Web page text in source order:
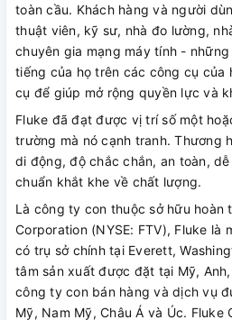
toàn cầu. Khách hàng và người
thuật viên, kỹ sư, nhà đo lường,
chuyên gia mạng máy tính -
tiếng của họ trên các công cụ của
cụ để giúp mở rộng quyền lực và
Fluke đã đạt được vị trí số một
trường mà nó cạnh tranh. Thương
di động, độ chắc chắn, an toàn,
chuẩn khắt khe về chất lượng.
Là công ty con thuộc sở hữu hoàn
Corporation (NYSE: FTV), Fluke là
có trụ sở chính tại Everett,
tâm sản xuất được đặt tại Mỹ,
công ty con bán hàng và dịch vụ
Mỹ, Nam Mỹ, Châu Á và Úc. Fluke